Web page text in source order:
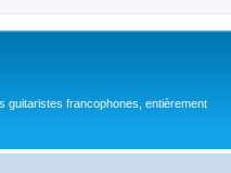
guitaristes francophones, entièrement